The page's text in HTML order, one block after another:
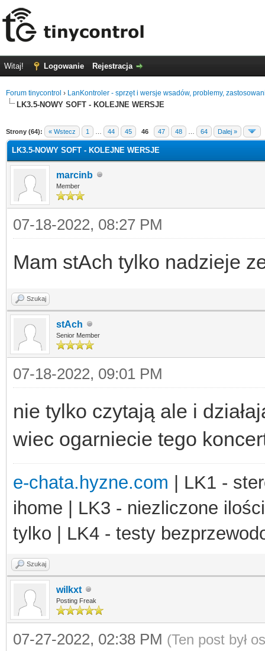
Witaj! Logowanie Rejestracja
Forum tinycontrol › LanKontroler - sprzęt i wersje wsadów, problemy,
LK3.5-NOWY SOFT - KOLEJNE WERSJE
Strony (64): « Wstecz 1 44 45 46 47 48 64 Dalej »
LK3.5-NOWY SOFT - KOLEJNE WERSJE
marcinb
Member
07-18-2022, 08:27 PM
Mam stAch tylko nadzieje
Szukaj
stAch
Senior Member
07-18-2022, 09:01 PM
nie tylko czytają ale i
wiec ogarniecie tego
e-chata.hyzne.com | LK1 -
ihome | LK3 - niezliczone
tylko | LK4 - testy
Szukaj
wilkxt
Posting Freak
07-27-2022, 02:38 PM (Ten post był